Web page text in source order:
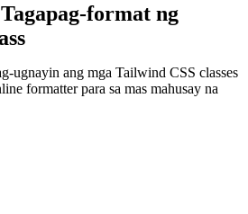
format ng
ugnayin ang mga Tailwind CSS classes
formatter para sa mas mahusay na